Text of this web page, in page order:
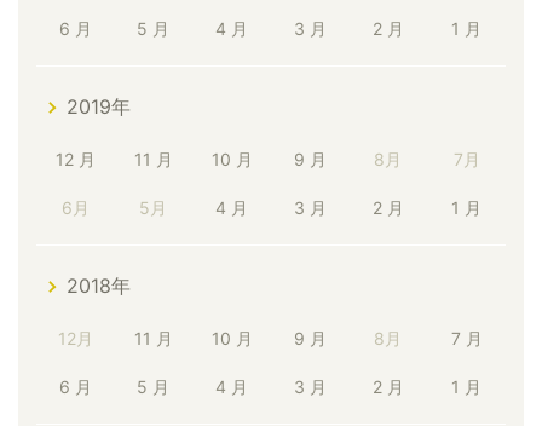
6 月 5 月 4 月 3 月 2 月 1 月
2019年
12 月 11 月 10 月 9 月 8月 7月
6月 5月 4 月 3 月 2 月 1 月
2018年
12月 11 月 10 月 9 月 8月 7 月
6 月 5 月 4 月 3 月 2 月 1 月